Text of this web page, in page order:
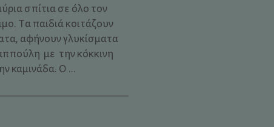
σπίτια σε όλο τον
Τα παιδιά κοιτάζουν
αφήνουν γλυκίσματα
με την κόκκινη
καμινάδα. Ο ...